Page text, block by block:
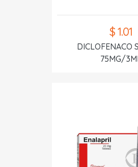
$ 1.01
DICLOFENACO
75MG/